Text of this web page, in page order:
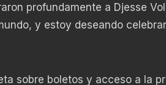
profundamente a Djesse
y estoy deseando
sobre boletos y acceso a la